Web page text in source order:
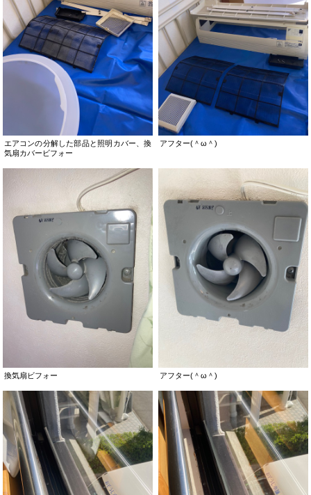
エアコンの分解した部品と照明カバー、換
気扇カバービフォー
アフター(＾ω＾)
換気扇ビフォー アフター(＾ω＾)